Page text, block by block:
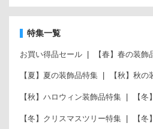
特集一覧
お買い得品セール 【春】春の装飾
【夏】夏の装飾品特集 【秋】秋の
【秋】ハロウィン装飾品特集 【
【冬】クリスマスツリー特集 【